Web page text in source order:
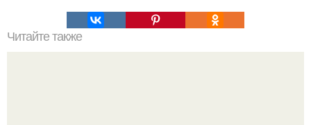
Читайте также